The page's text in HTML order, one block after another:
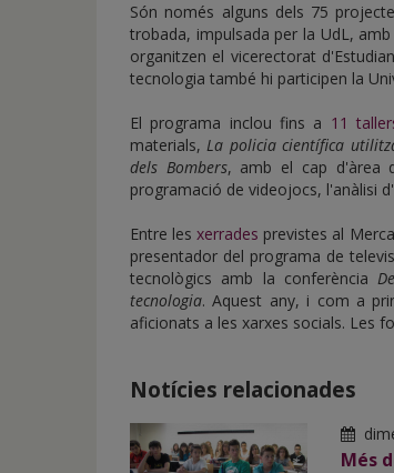
Són només alguns dels 75
trobada, impulsada per la UdL,
organitzen el vicerectorat
tecnologia també hi participen la
El programa inclou fins a 11
materials,La policia científica
dels Bombers, amb el cap d'àrea
programació de videojocs, l'anàlisi
Entre lesxerrades previstes al
presentador del programa de
tecnològics amb la conferència
tecnologia. Aquest any, i com a
aficionats a les xarxes socials. Les
Notícies relacionades
Més